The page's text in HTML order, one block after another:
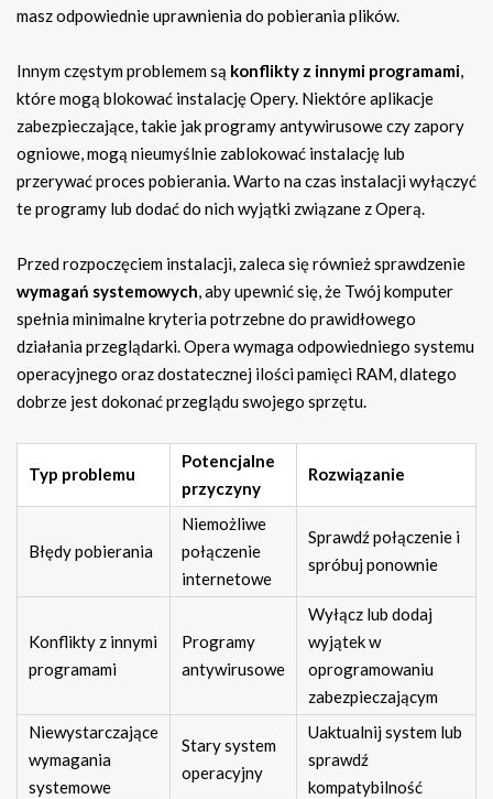
masz odpowiednie uprawnienia do pobierania plików.
Innym częstym problemem są konflikty z innymi programami,
które mogą blokować instalację Opery. Niektóre aplikacje
zabezpieczające, takie jak programy antywirusowe czy zapory
ogniowe, mogą nieumyślnie zablokować instalację lub
przerywać proces pobierania. Warto na czas instalacji wyłączyć
te programy lub dodać do nich wyjątki związane z Operą.
Przed rozpoczęciem instalacji, zaleca się również sprawdzenie
wymagań systemowych, aby upewnić się, że Twój komputer
spełnia minimalne kryteria potrzebne do prawidłowego
działania przeglądarki. Opera wymaga odpowiedniego systemu
operacyjnego oraz dostatecznej ilości pamięci RAM, dlatego
dobrze jest dokonać przeglądu swojego sprzętu.
Typ problemu
Potencjalne
przyczyny
Rozwiązanie
Błędy pobierania
Niemożliwe
połączenie
internetowe
Sprawdź połączenie i
spróbuj ponownie
Konflikty z innymi
programami
Programy
antywirusowe
Wyłącz lub dodaj
wyjątek w
oprogramowaniu
zabezpieczającym
Niewystarczające
wymagania
systemowe
Stary system
operacyjny
Uaktualnij system lub
sprawdź
kompatybilność